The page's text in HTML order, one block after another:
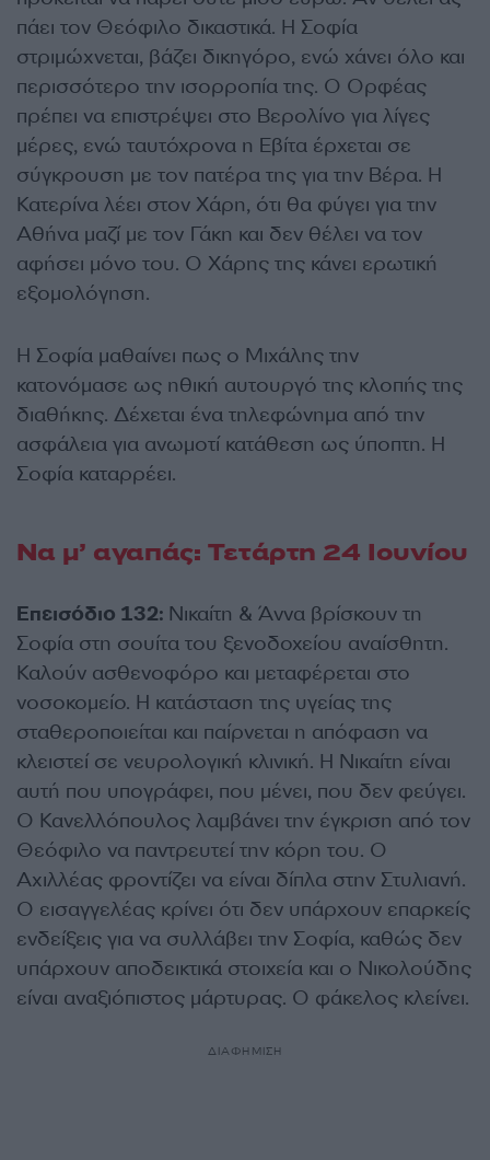
πάει τον Θεόφιλο δικαστικά. Η Σοφία
στριμώχνεται, βάζει δικηγόρο, ενώ χάνει όλο και
περισσότερο την ισορροπία της. Ο Ορφέας
πρέπει να επιστρέψει στο Βερολίνο για λίγες
μέρες, ενώ ταυτόχρονα η Εβίτα έρχεται σε
σύγκρουση με τον πατέρα της για την Βέρα. Η
Κατερίνα λέει στον Χάρη, ότι θα φύγει για την
Αθήνα μαζί με τον Γάκη και δεν θέλει να τον
αφήσει μόνο του. Ο Χάρης της κάνει ερωτική
εξομολόγηση.
Η Σοφία μαθαίνει πως ο Μιχάλης την
κατονόμασε ως ηθική αυτουργό της κλοπής της
διαθήκης. Δέχεται ένα τηλεφώνημα από την
ασφάλεια για ανωμοτί κατάθεση ως ύποπτη. Η
Σοφία καταρρέει.
Να μ’ αγαπάς: Τετάρτη 24 Ιουνίου
Επεισόδιο 132: Νικαίτη & Άννα βρίσκουν τη
Σοφία στη σουίτα του ξενοδοχείου αναίσθητη.
Καλούν ασθενοφόρο και μεταφέρεται στο
νοσοκομείο. Η κατάσταση της υγείας της
σταθεροποιείται και παίρνεται η απόφαση να
κλειστεί σε νευρολογική κλινική. Η Νικαίτη είναι
αυτή που υπογράφει, που μένει, που δεν φεύγει.
Ο Κανελλόπουλος λαμβάνει την έγκριση από τον
Θεόφιλο να παντρευτεί την κόρη του. Ο
Αχιλλέας φροντίζει να είναι δίπλα στην Στυλιανή.
Ο εισαγγελέας κρίνει ότι δεν υπάρχουν επαρκείς
ενδείξεις για να συλλάβει την Σοφία, καθώς δεν
υπάρχουν αποδεικτικά στοιχεία και ο Νικολούδης
είναι αναξιόπιστος μάρτυρας. Ο φάκελος κλείνει.
ΔΙΑΦΗΜΙΣΗ